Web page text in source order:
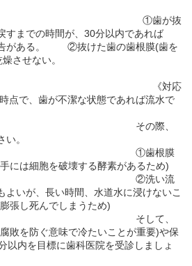
が抜
すまでの時間が、30分以内であれば
告がある。 ②抜けた歯の歯根膜(歯を
ン)を 乾燥させない。
応
点で、歯が不潔な状態であれば流水で
ます。
際、
。
根膜
には細胞を破壊する酵素があるため)
い流
よいが、長い時間、水道水に浸けないこ
張し死んでしまうため)
て、
敗を防ぐ意味で冷たいことが重要)や保
以内を目標に歯科医院を受診しましょ